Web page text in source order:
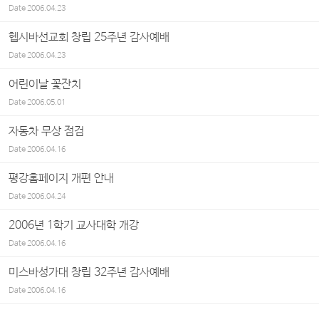
Date2006.04.23
헵시바선교회 창립 25주년 감사예배
Date2006.04.23
어린이날 꽃잔치
Date2006.05.01
자동차 무상 점검
Date2006.04.16
평강홈페이지 개편 안내
Date2006.04.24
2006년 1학기 교사대학 개강
Date2006.04.16
미스바성가대 창립 32주년 감사예배
Date2006.04.16